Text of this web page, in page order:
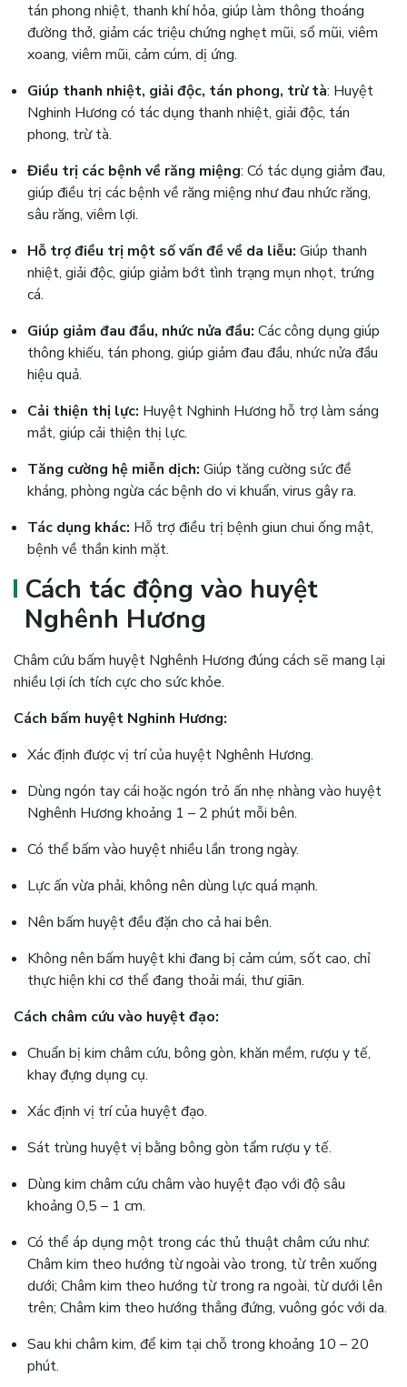
tán phong nhiệt, thanh khí hỏa, giúp làm thông thoáng
đường thở, giảm các triệu chứng nghẹt mũi, sổ mũi, viêm
xoang, viêm mũi, cảm cúm, dị ứng.
Giúp thanh nhiệt, giải độc, tán phong, trừ tà: Huyệt
Nghinh Hương có tác dụng thanh nhiệt, giải độc, tán
phong, trừ tà.
Điều trị các bệnh về răng miệng: Có tác dụng giảm đau,
giúp điều trị các bệnh về răng miệng như đau nhức răng,
sâu răng, viêm lợi.
Hỗ trợ điều trị một số vấn đề về da liễu: Giúp thanh
nhiệt, giải độc, giúp giảm bớt tình trạng mụn nhọt, trứng
cá.
Giúp giảm đau đầu, nhức nửa đầu: Các công dụng giúp
thông khiếu, tán phong, giúp giảm đau đầu, nhức nửa đầu
hiệu quả.
Cải thiện thị lực: Huyệt Nghinh Hương hỗ trợ làm sáng
mắt, giúp cải thiện thị lực.
Tăng cường hệ miễn dịch: Giúp tăng cường sức đề
kháng, phòng ngừa các bệnh do vi khuẩn, virus gây ra.
Tác dụng khác: Hỗ trợ điều trị bệnh giun chui ống mật,
bệnh về thần kinh mặt.
Cách tác động vào huyệt
Nghênh Hương
Châm cứu bấm huyệt Nghênh Hương đúng cách sẽ mang lại
nhiều lợi ích tích cực cho sức khỏe.
Cách bấm huyệt Nghinh Hương:
Xác định được vị trí của huyệt Nghênh Hương.
Dùng ngón tay cái hoặc ngón trỏ ấn nhẹ nhàng vào huyệt
Nghênh Hương khoảng 1 – 2 phút mỗi bên.
Có thể bấm vào huyệt nhiều lần trong ngày.
Lực ấn vừa phải, không nên dùng lực quá mạnh.
Nên bấm huyệt đều đặn cho cả hai bên.
Không nên bấm huyệt khi đang bị cảm cúm, sốt cao, chỉ
thực hiện khi cơ thể đang thoải mái, thư giãn.
Cách châm cứu vào huyệt đạo:
Chuẩn bị kim châm cứu, bông gòn, khăn mềm, rượu y tế,
khay đựng dụng cụ.
Xác định vị trí của huyệt đạo.
Sát trùng huyệt vị bằng bông gòn tẩm rượu y tế.
Dùng kim châm cứu châm vào huyệt đạo với độ sâu
khoảng 0,5 – 1 cm.
Có thể áp dụng một trong các thủ thuật châm cứu như:
Châm kim theo hướng từ ngoài vào trong, từ trên xuống
dưới; Châm kim theo hướng từ trong ra ngoài, từ dưới lên
trên; Châm kim theo hướng thẳng đứng, vuông góc với da.
Sau khi châm kim, để kim tại chỗ trong khoảng 10 – 20
phút.